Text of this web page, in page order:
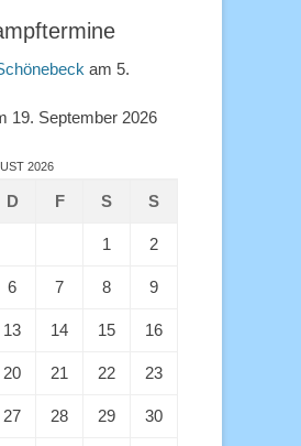
am 5.
19. September 2026
2026
D F S S
1 2
6 7 8 9
13 14 15 16
20 21 22 23
27 28 29 30